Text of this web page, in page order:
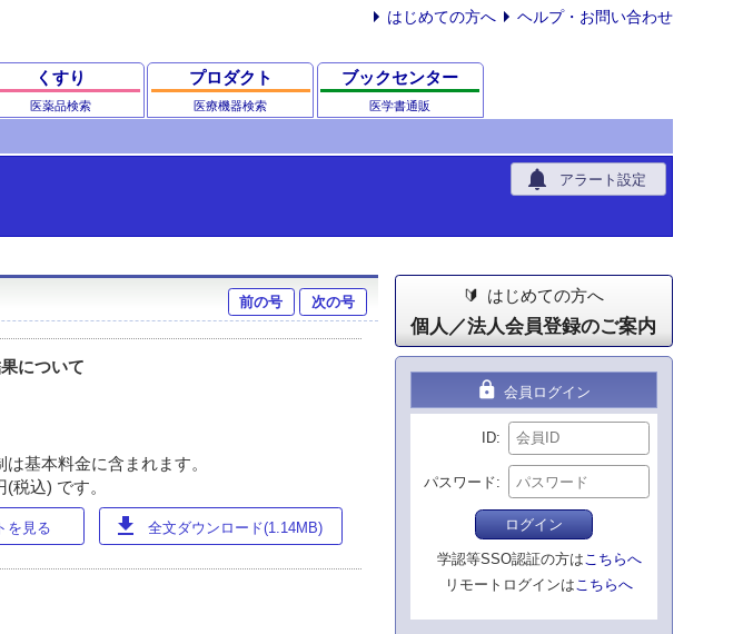
はじめての方へ ヘルプ・お問い合わせ
くすり
医薬品検索
プロダクト
医療機器検索
ブックセンター
医学書通販
notifications アラート設定
前の号 次の号
について
基本料金に含まれます。
税込) です。
を見る download 全文ダウンロード(1.14MB)
はじめての方へ
個人／法人会員登録のご案内
lock 会員ログイン
ID
パスワード
ログイン
学認等SSO認証の方はこちらへ
リモートログインはこちらへ